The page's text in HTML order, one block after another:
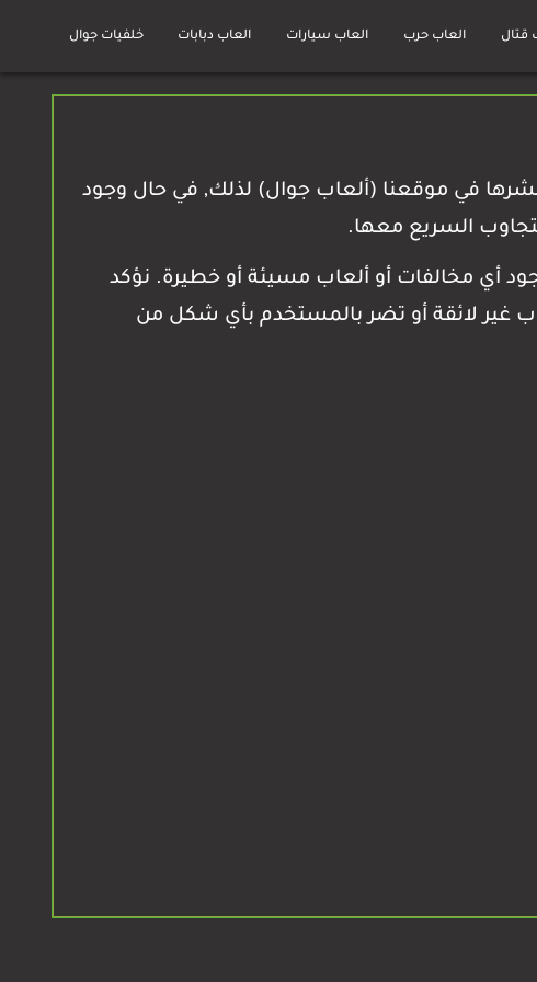
قتال العاب حرب العاب سيارات العاب دبابات خلفيات جوال
بنشرها في موقعنا (ألعاب جوال) لذلك, في حال وجود
السريع معها.
أي مخالفات أو ألعاب مسيئة أو خطيرة. نؤكد
غير لائقة أو تضر بالمستخدم بأي شكل من